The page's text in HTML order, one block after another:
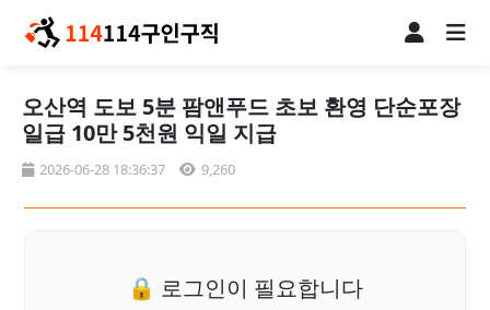
오산역 도보 5분 팜앤푸드 초보 환영 단순포장
일급 10만 5천원 익일 지급
2026-06-28 18:36:37 9,260
🔒 로그인이 필요합니다